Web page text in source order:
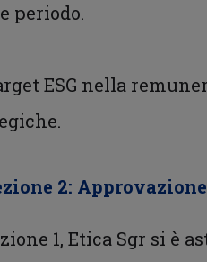
periodo.
ESG nella
2:
1, Etica Sgr si è